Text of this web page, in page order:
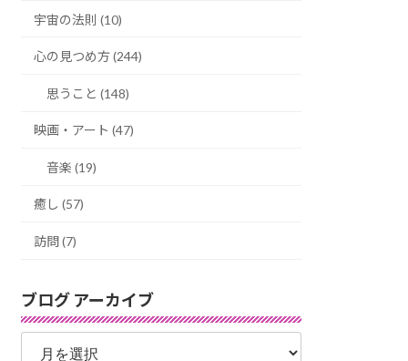
宇宙の法則 (10)
心の見つめ方 (244)
思うこと (148)
映画・アート (47)
音楽 (19)
癒し (57)
訪問 (7)
ブログ アーカイブ
ブ